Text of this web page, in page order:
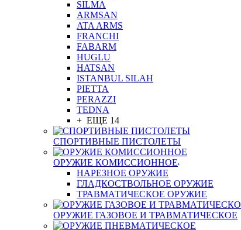
SILMA
ARMSAN
ATA ARMS
FRANCHI
FABARM
HUGLU
HATSAN
ISTANBUL SILAH
PIETTA
PERAZZI
TEDNA
+ ЕЩЕ 14
СПОРТИВНЫЕ ПИСТОЛЕТЫ
ОРУЖИЕ КОМИССИОННОЕ
НАРЕЗНОЕ ОРУЖИЕ
ГЛАДКОСТВОЛЬНОЕ ОРУЖИЕ
ТРАВМАТИЧЕСКОЕ ОРУЖИЕ
ОРУЖИЕ ГАЗОВОЕ И ТРАВМАТИЧЕСКОЕ